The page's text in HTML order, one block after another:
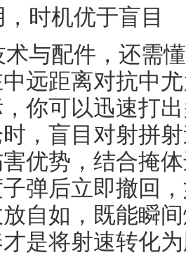
时机优于盲目
与配件，还需
远距离对抗中
你可以迅速打
，盲目对射拼
优势，结合掩
弹后立即撤回
自如，既能瞬
是将射速转化